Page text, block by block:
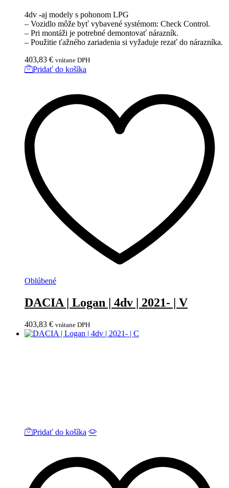
4dv -aj modely s pohonom LPG
– Vozidlo môže byť vybavené systémom: Check Control.
– Pri montáži je potrebné demontovať nárazník.
– Použitie ťažného zariadenia si vyžaduje rezať do nárazníka.
403,83 € vrátane DPH
Pridať do košíka
Oblúbené
DACIA | Logan | 4dv | 2021- | V
403,83 € vrátane DPH
Pridať do košíka